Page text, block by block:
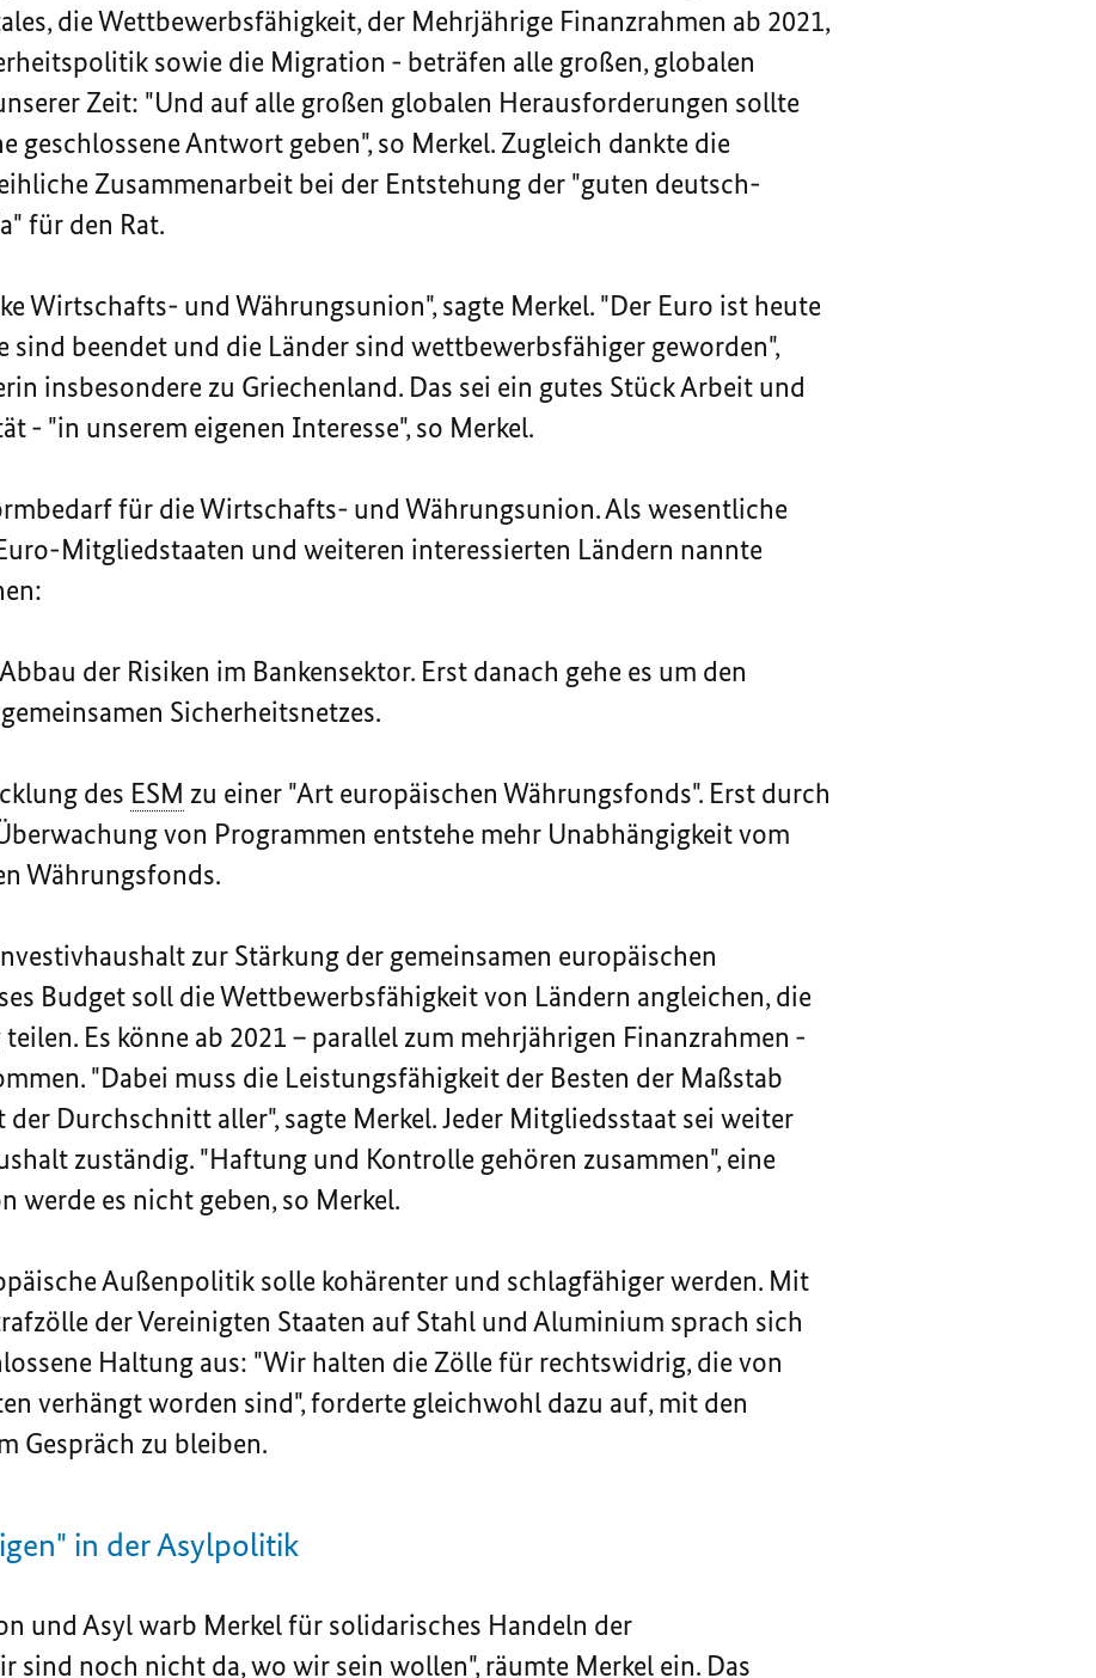
die Wettbewerbsfähigkeit, der Mehrjährige Finanzrahmen ab 2021,
sowie die Migration - beträfen alle großen, globalen
Zeit: "Und auf alle großen globalen Herausforderungen sollte
geschlossene Antwort geben", so Merkel. Zugleich dankte die
Zusammenarbeit bei der Entstehung der "guten deutsch-
für den Rat.
Wirtschafts- und Währungsunion", sagte Merkel. "Der Euro ist heute
sind beendet und die Länder sind wettbewerbsfähiger geworden",
insbesondere zu Griechenland. Das sei ein gutes Stück Arbeit und
- "in unserem eigenen Interesse", so Merkel.
für die Wirtschafts- und Währungsunion. Als wesentliche
Mitgliedstaaten und weiteren interessierten Ländern nannte
der Risiken im Bankensektor. Erst danach gehe es um den
Sicherheitsnetzes.
des ESM zu einer "Art europäischen Währungsfonds". Erst durch
von Programmen entstehe mehr Unabhängigkeit vom
Währungsfonds.
zur Stärkung der gemeinsamen europäischen
Budget soll die Wettbewerbsfähigkeit von Ländern angleichen, die
Es könne ab 2021 – parallel zum mehrjährigen Finanzrahmen -
"Dabei muss die Leistungsfähigkeit der Besten der Maßstab
Durchschnitt aller", sagte Merkel. Jeder Mitgliedsstaat sei weiter
zuständig. "Haftung und Kontrolle gehören zusammen", eine
werde es nicht geben, so Merkel.
Außenpolitik solle kohärenter und schlagfähiger werden. Mit
der Vereinigten Staaten auf Stahl und Aluminium sprach sich
Haltung aus: "Wir halten die Zölle für rechtswidrig, die von
verhängt worden sind", forderte gleichwohl dazu auf, mit den
Gespräch zu bleiben.
in der Asylpolitik
und Asyl warb Merkel für solidarisches Handeln der
sind noch nicht da, wo wir sein wollen", räumte Merkel ein. Das